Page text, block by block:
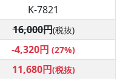
K-7821
16,000円(税抜)
-4,320円 (27%)
11,680円(税抜)